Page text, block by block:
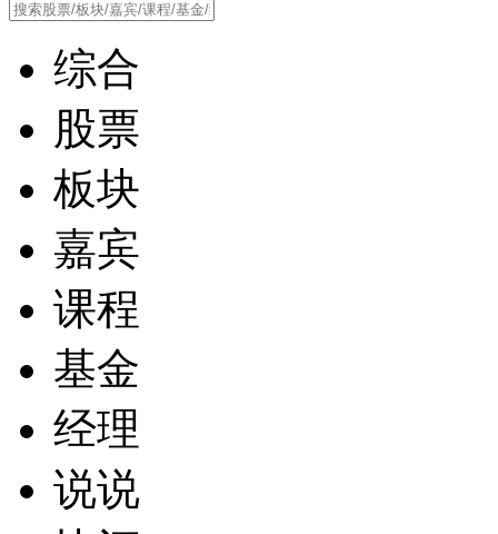
综合
股票
板块
嘉宾
课程
基金
经理
说说